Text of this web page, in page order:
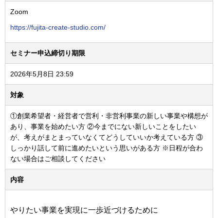
Zoom
https://fujita-create-studio.com/
セミナー申込締切り期限
2026年5月8日 23:59
対象
①創業希望者・経営者で営利・非営利事業の新しい事業や構想が
あり、事業を始めたい方 ②今までにない新しいことをしたい
が、考えがまとまっていなくてどうしていいか考えている方 ③
しっかり話して前に進めたいという思いがある方 ※日程が合わ
ない場合はご相談してください
内容
やりたい事業を実現に一歩近づけるために